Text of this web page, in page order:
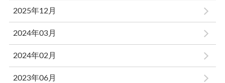
2025年12月
2024年03月
2024年02月
2023年06月